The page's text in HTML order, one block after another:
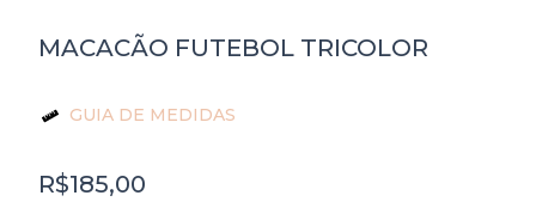
MACACÃO FUTEBOL TRICOLOR
GUIA DE MEDIDAS
R$185,00